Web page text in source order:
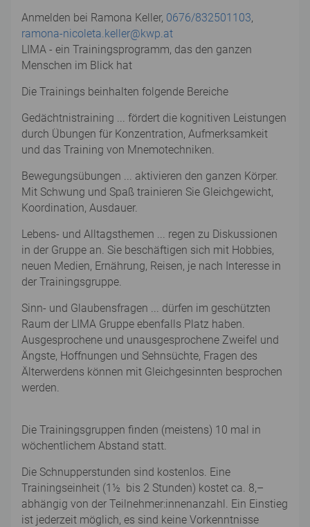
Anmelden bei Ramona Keller, 0676/832501103,
ramona-nicoleta.keller@kwp.at
LIMA - ein Trainingsprogramm, das den ganzen
Menschen im Blick hat
Die Trainings beinhalten folgende Bereiche
Gedächtnistraining ... fördert die kognitiven Leistungen
durch Übungen für Konzentration, Aufmerksamkeit
und das Training von Mnemotechniken.
Bewegungsübungen ... aktivieren den ganzen Körper.
Mit Schwung und Spaß trainieren Sie Gleichgewicht,
Koordination, Ausdauer.
Lebens- und Alltagsthemen ... regen zu Diskussionen
in der Gruppe an. Sie beschäftigen sich mit Hobbies,
neuen Medien, Ernährung, Reisen, je nach Interesse in
der Trainingsgruppe.
Sinn- und Glaubensfragen ... dürfen im geschützten
Raum der LIMA Gruppe ebenfalls Platz haben.
Ausgesprochene und unausgesprochene Zweifel und
Ängste, Hoffnungen und Sehnsüchte, Fragen des
Älterwerdens können mit Gleichgesinnten besprochen
werden.
Die Trainingsgruppen finden (meistens) 10 mal in
wöchentlichem Abstand statt.
Die Schnupperstunden sind kostenlos. Eine
Trainingseinheit (1½ bis 2 Stunden) kostet ca. 8,–
abhängig von der Teilnehmer:innenanzahl. Ein Einstieg
ist jederzeit möglich, es sind keine Vorkenntnisse